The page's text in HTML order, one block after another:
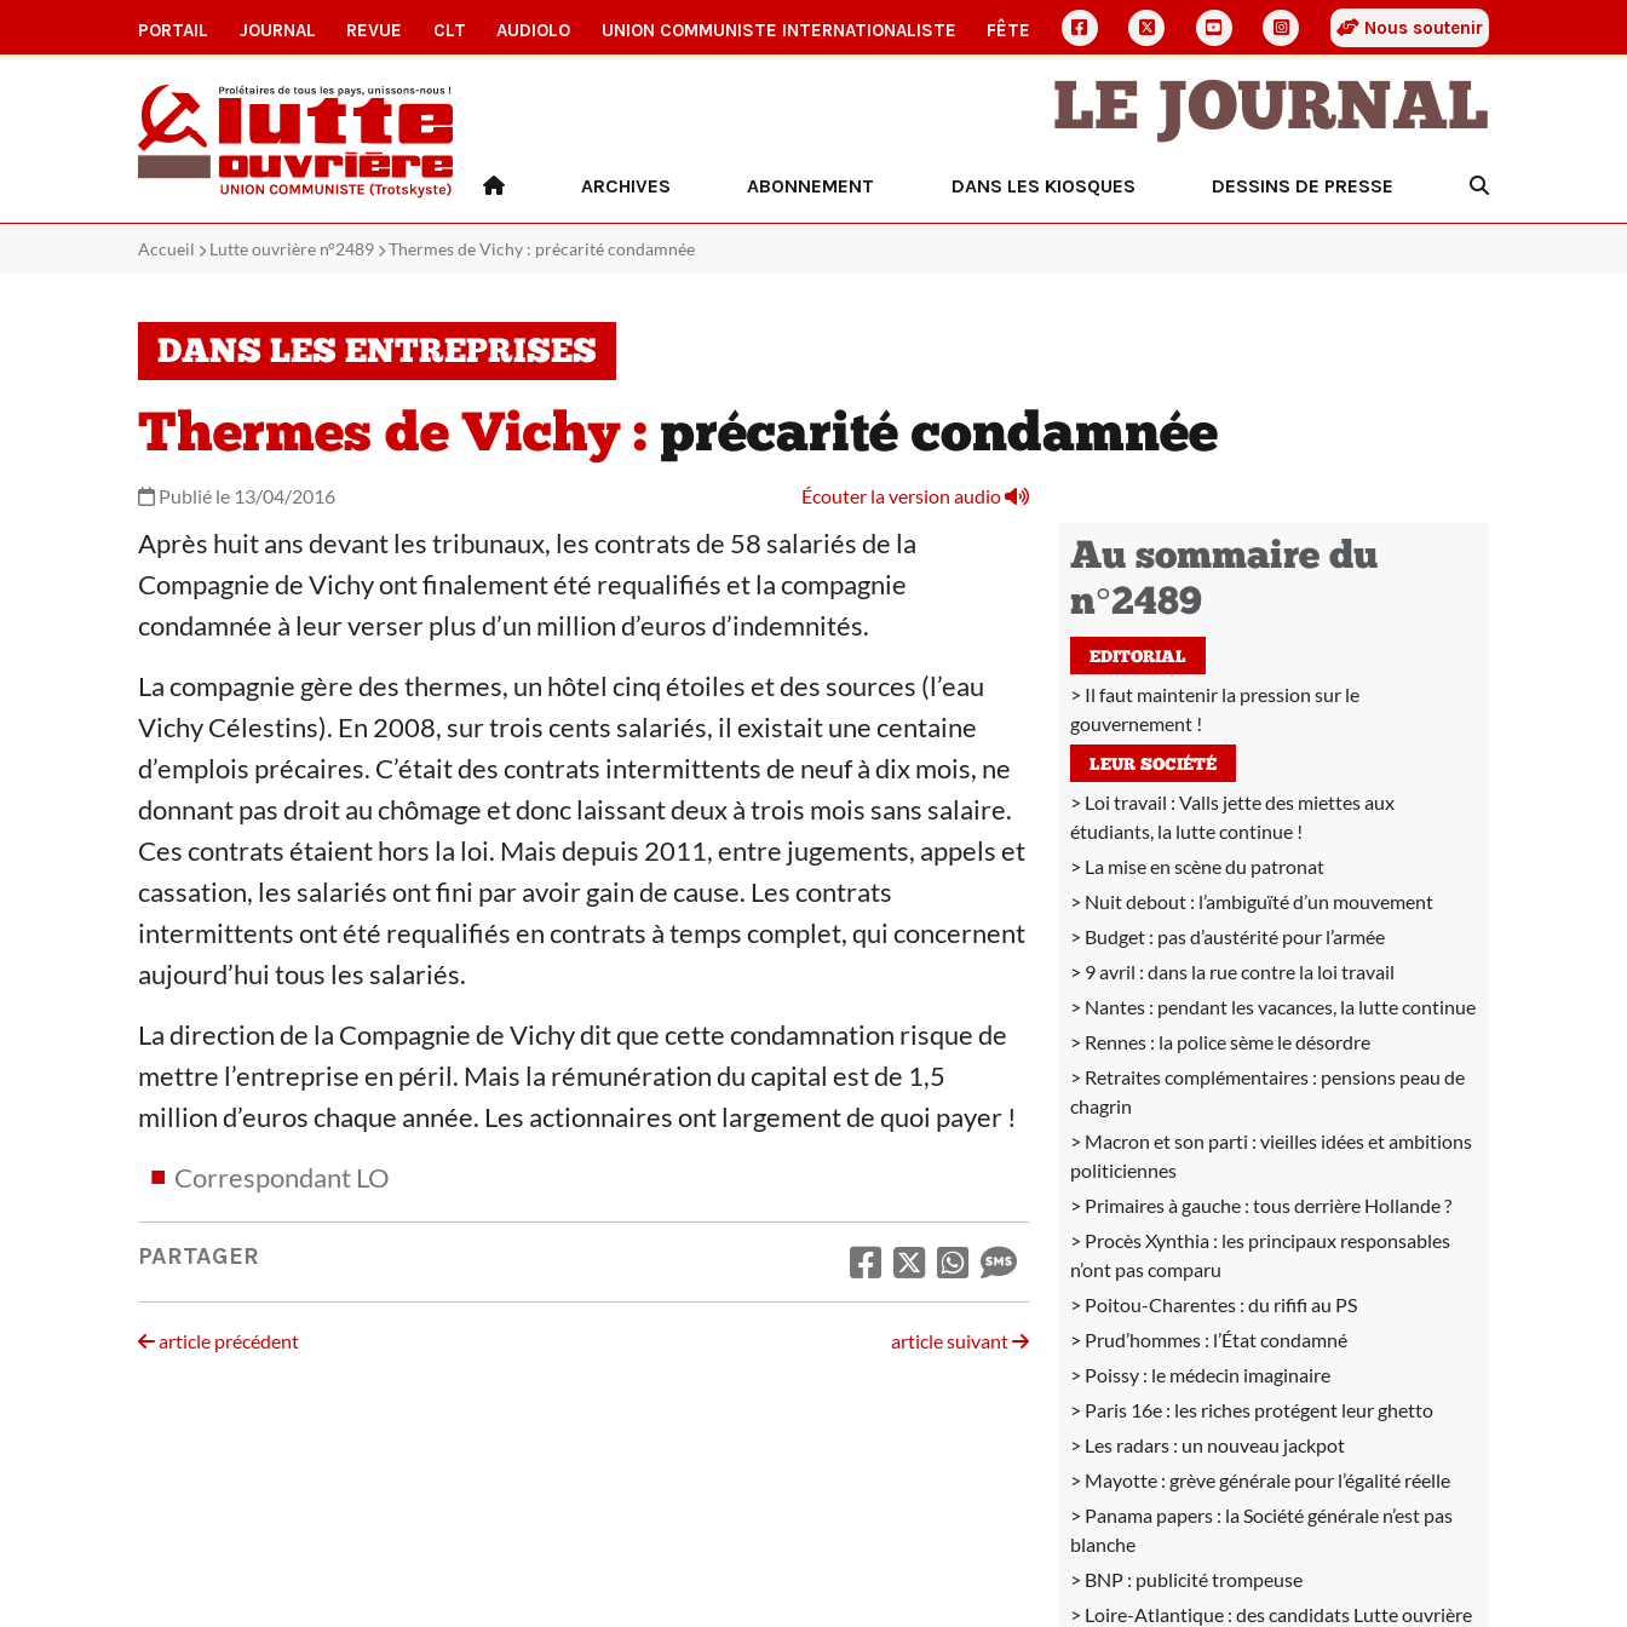
PORTAIL JOURNAL REVUE CLT AUDIOLO UNION COMMUNISTE INTERNATIONALISTE FÊTE Nous soutenir
LE JOURNAL
ARCHIVES ABONNEMENT DANS LES KIOSQUES DESSINS DE PRESSE
Accueil Lutte ouvrière n°2489 Thermes de Vichy : précarité condamnée
DANS LES ENTREPRISES
Thermes de Vichy : précarité condamnée
Publié le 13/04/2016 Écouter la version audio
Après huit ans devant les tribunaux, les contrats de 58 salariés de la
Compagnie de Vichy ont finalement été requalifiés et la compagnie
condamnée à leur verser plus d’un million d’euros d’indemnités.
La compagnie gère des thermes, un hôtel cinq étoiles et des sources (l’eau
Vichy Célestins). En 2008, sur trois cents salariés, il existait une centaine
d’emplois précaires. C’était des contrats intermittents de neuf à dix mois, ne
donnant pas droit au chômage et donc laissant deux à trois mois sans salaire.
Ces contrats étaient hors la loi. Mais depuis 2011, entre jugements, appels et
cassation, les salariés ont fini par avoir gain de cause. Les contrats
intermittents ont été requalifiés en contrats à temps complet, qui concernent
aujourd’hui tous les salariés.
La direction de la Compagnie de Vichy dit que cette condamnation risque de
mettre l’entreprise en péril. Mais la rémunération du capital est de 1,5
million d’euros chaque année. Les actionnaires ont largement de quoi payer !
Correspondant LO
PARTAGER
article précédent article suivant
Au sommaire du
n°2489
EDITORIAL
Il faut maintenir la pression sur le
gouvernement !
LEUR SOCIÉTÉ
Loi travail : Valls jette des miettes aux
étudiants, la lutte continue !
La mise en scène du patronat
Nuit debout : l’ambiguïté d’un mouvement
Budget : pas d’austérité pour l’armée
9 avril : dans la rue contre la loi travail
Nantes : pendant les vacances, la lutte continue
Rennes : la police sème le désordre
Retraites complémentaires : pensions peau de
chagrin
Macron et son parti : vieilles idées et ambitions
politiciennes
Primaires à gauche : tous derrière Hollande ?
Procès Xynthia : les principaux responsables
n’ont pas comparu
Poitou-Charentes : du rififi au PS
Prud’hommes : l’État condamné
Poissy : le médecin imaginaire
Paris 16e : les riches protégent leur ghetto
Les radars : un nouveau jackpot
Mayotte : grève générale pour l’égalité réelle
Panama papers : la Société générale n’est pas
blanche
BNP : publicité trompeuse
Loire-Atlantique : des candidats Lutte ouvrière